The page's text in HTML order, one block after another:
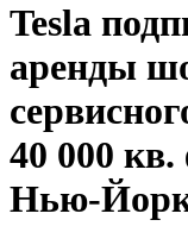
Tesla
аренды
40 000
Нью-